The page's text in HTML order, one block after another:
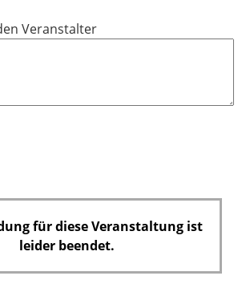
Veranstalter
für diese Veranstaltung ist
leider beendet.